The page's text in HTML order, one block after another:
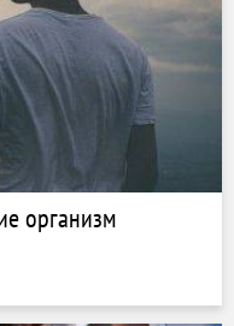
организм